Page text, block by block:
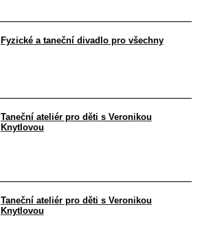
Fyzické a taneční divadlo pro všechny
Taneční ateliér pro děti s Veronikou
Knytlovou
Taneční ateliér pro děti s Veronikou
Knytlovou